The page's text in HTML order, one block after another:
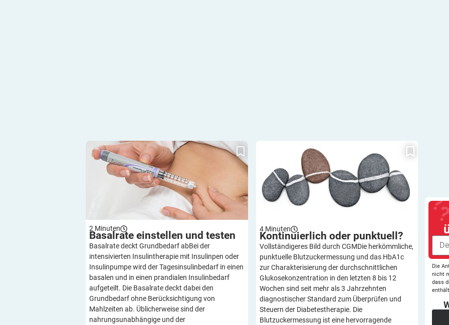
Basalrate einstellen und testen
2 Minuten
Basalrate einstellen und testen
Basalrate deckt Grundbedarf abBei der
intensivierten Insulintherapie mit Insulinpen oder
Insulinpumpe wird der Tagesinsulinbedarf in einen
basalen und in einen prandialen Insulinbedarf
aufgeteilt. Die Basalrate deckt dabei den
Grundbedarf ohne Berücksichtigung von
Mahlzeiten ab. Üblicherweise sind der
nahrungsunabhängige und der
4 Minuten
Kontinuierlich oder punktuell?
Vollständigeres Bild durch CGMDie herkömmliche,
punktuelle Blutzuckermessung und das HbA1c
zur Charakterisierung der durchschnittlichen
Glukosekonzentration in den letzten 8 bis 12
Wochen sind seit mehr als 3 Jahrzehnten
diagnostischer Standard zum Überprüfen und
Steuern der Diabetestherapie. Die
Blutzuckermessung ist eine hervorragende
Die
nicht
dass
enthält.